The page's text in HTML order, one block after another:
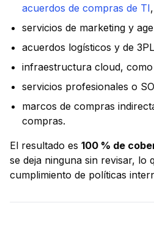
acuerdos de compras de TI,
servicios de marketing y
acuerdos logísticos y de
infraestructura cloud,
servicios profesionales o
marcos de compras
compras.
El resultado es 100 % de
se deja ninguna sin revisar, lo
cumplimiento de políticas